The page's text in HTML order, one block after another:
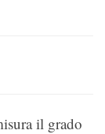
il grado